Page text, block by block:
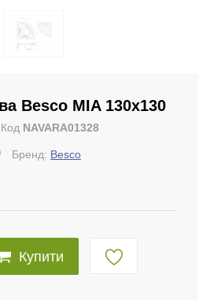
Besco MIA 130x130
Код NAVARA01328
Бренд: Besco
Купити